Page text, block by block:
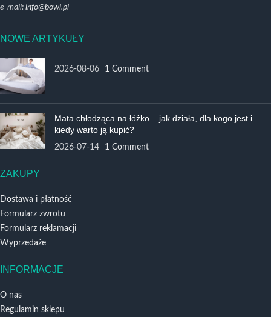
e-mail: info@bowi.pl
NOWE ARTYKUŁY
2026-08-06 1 Comment
Mata chłodząca na łóżko – jak działa, dla kogo jest i
kiedy warto ją kupić?
2026-07-14 1 Comment
ZAKUPY
Dostawa i płatność
Formularz zwrotu
Formularz reklamacji
Wyprzedaże
INFORMACJE
O nas
Regulamin sklepu